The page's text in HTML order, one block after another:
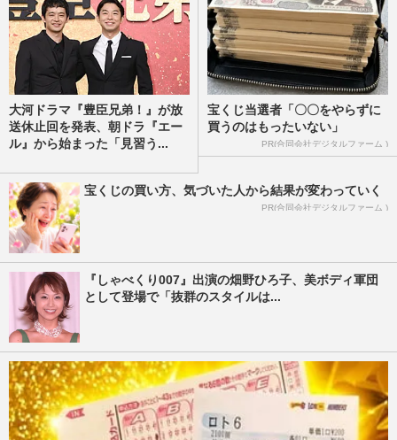
大河ドラマ『豊臣兄弟！』が放
送休止回を発表、朝ドラ『エー
ル』から始まった「見習う...
宝くじ当選者「〇〇をやらずに
買うのはもったいない」
PR(合同会社デジタルファーム )
宝くじの買い方、気づいた人から結果が変わっていく
PR(合同会社デジタルファーム )
『しゃべくり007』出演の畑野ひろ子、美ボディ軍団
として登場で「抜群のスタイルは...